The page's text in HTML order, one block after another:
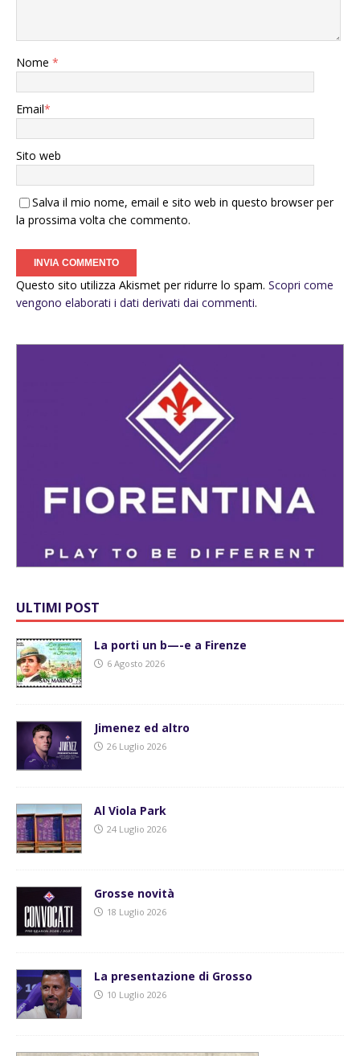
Nome *
Email*
Sito web
Salva il mio nome, email e sito web in questo browser per
la prossima volta che commento.
Questo sito utilizza Akismet per ridurre lo spam. Scopri come
vengono elaborati i dati derivati dai commenti.
ULTIMI POST
La porti un b—-e a Firenze
6 Agosto 2026
Jimenez ed altro
26 Luglio 2026
Al Viola Park
24 Luglio 2026
Grosse novità
18 Luglio 2026
La presentazione di Grosso
10 Luglio 2026